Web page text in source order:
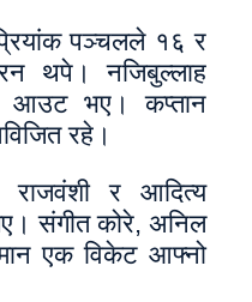
पञ्चलले १६ र
थपे। नजिबुल्लाह
आउट भए। कप्तान
रहे।
र आदित्य
संगीत कोरे, अनिल
एक विकेट आफ्नो